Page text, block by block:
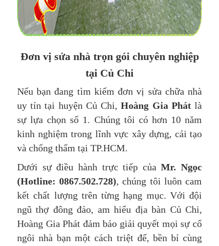
Đơn vị sửa nhà trọn gói chuyên nghiệp
tại Củ Chi
Nếu bạn đang tìm kiếm đơn vị sửa chữa nhà
uy tín tại huyện Củ Chi,Hoàng Gia Phátlà
sự lựa chọn số 1. Chúng tôi có hơn 10 năm
kinh nghiệm trong lĩnh vực xây dựng, cải tạo
và chống thấm tại TP.HCM.
Dưới sự điều hành trực tiếp củaMr. Ngọc
(Hotline: 0867.502.728), chúng tôi luôn cam
kết chất lượng trên từng hạng mục. Với đội
ngũ thợ đông đảo, am hiểu địa bàn Củ Chi,
Hoàng Gia Phát đảm bảo giải quyết mọi sự cố
ngôi nhà bạn một cách triệt để, bền bỉ cùng